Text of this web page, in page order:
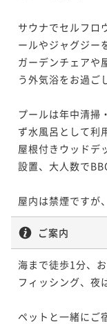
サウナでセルフロ
ールやジャグジー
ガーデンチェアや
う外気浴をお過ご
プールは年中清掃
ず水風呂として利
屋根付きウッドデ
設置、大人数で
屋内は禁煙ですが
ご案内
海まで徒歩1分、
フィッシング、夜
ペットと一緒にご